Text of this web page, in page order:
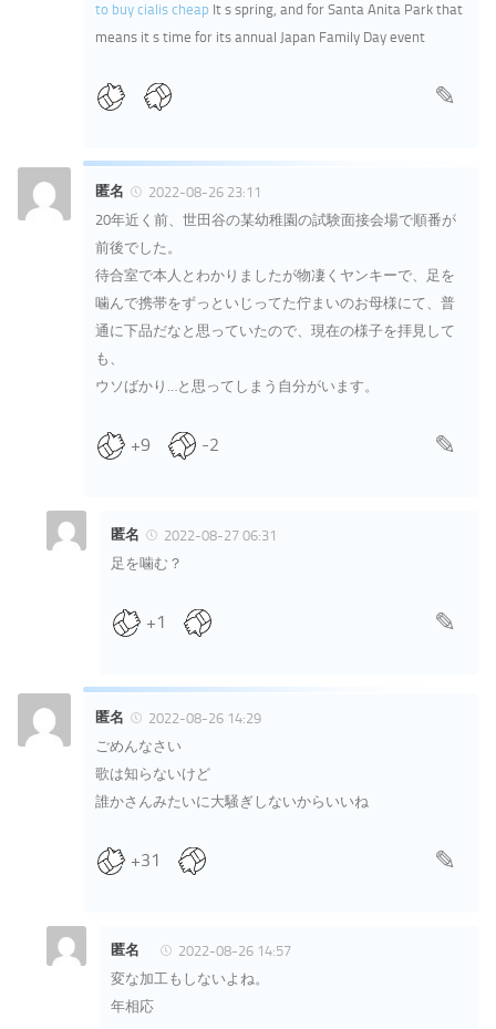
to buy cialis cheap It s spring, and for Santa Anita Park that
means it s time for its annual Japan Family Day event
匿名
2022-08-26 23:11
20年近く前、世田谷の某幼稚園の試験面接会場で順番が
前後でした。
待合室で本人とわかりましたが物凄くヤンキーで、足を
噛んで携帯をずっといじってた佇まいのお母様にて、普
通に下品だなと思っていたので、現在の様子を拝見して
も、
ウソばかり…と思ってしまう自分がいます。
+9 -2
匿名
2022-08-27 06:31
足を噛む？
+1
匿名
2022-08-26 14:29
ごめんなさい
歌は知らないけど
誰かさんみたいに大騒ぎしないからいいね
+31
匿名
2022-08-26 14:57
変な加工もしないよね。
年相応